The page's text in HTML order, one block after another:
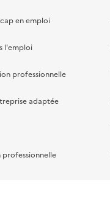
en emploi
l'emploi
professionnelle
adaptée
professionnelle